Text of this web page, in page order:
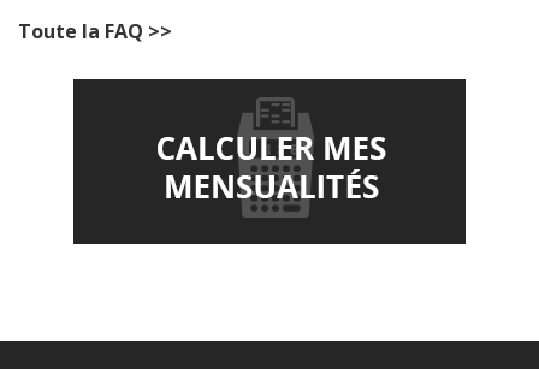
Toute la FAQ >>